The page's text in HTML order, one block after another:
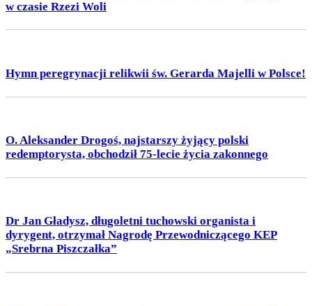
w czasie Rzezi Woli
Hymn peregrynacji relikwii św. Gerarda Majelli w Polsce!
O. Aleksander Drogoś, najstarszy żyjący polski
redemptorysta, obchodził 75-lecie życia zakonnego
Dr Jan Gładysz, długoletni tuchowski organista i
dyrygent, otrzymał Nagrodę Przewodniczącego KEP
„Srebrna Piszczałka”